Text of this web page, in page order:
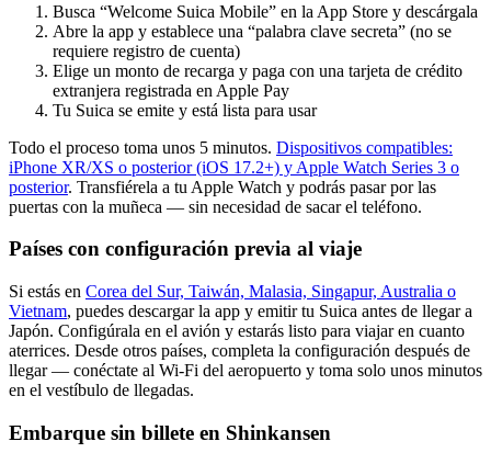
Busca “Welcome Suica Mobile” en la App Store y descárgala
Abre la app y establece una “palabra clave secreta” (no se
requiere registro de cuenta)
Elige un monto de recarga y paga con una tarjeta de crédito
extranjera registrada en Apple Pay
Tu Suica se emite y está lista para usar
Todo el proceso toma unos 5 minutos. Dispositivos compatibles:
iPhone XR/XS o posterior (iOS 17.2+) y Apple Watch Series 3 o
posterior. Transfiérela a tu Apple Watch y podrás pasar por las
puertas con la muñeca — sin necesidad de sacar el teléfono.
Países con configuración previa al viaje
Si estás en Corea del Sur, Taiwán, Malasia, Singapur, Australia o
Vietnam, puedes descargar la app y emitir tu Suica antes de llegar a
Japón. Configúrala en el avión y estarás listo para viajar en cuanto
aterrices. Desde otros países, completa la configuración después de
llegar — conéctate al Wi-Fi del aeropuerto y toma solo unos minutos
en el vestíbulo de llegadas.
Embarque sin billete en Shinkansen